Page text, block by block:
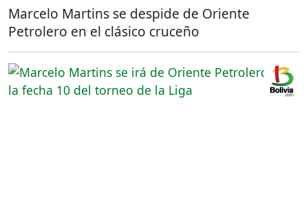
Marcelo Martins se despide de Oriente
Petrolero en el clásico cruceño